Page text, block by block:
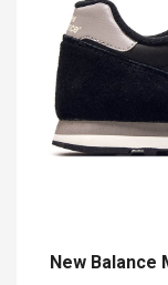
New Balance